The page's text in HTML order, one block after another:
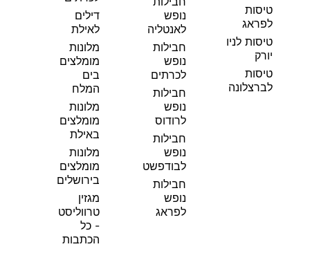
טיסות
לפראג
טיסות לניו
יורק
טיסות
לברצלונה
נופש
לאנטליה
חבילות
נופש
לכרתים
חבילות
נופש
לרודוס
חבילות
נופש
לבודפשט
חבילות
נופש
לפראג
דילים
לאילת
מלונות
מומלצים
בים
המלח
מלונות
מומלצים
באילת
מלונות
מומלצים
בירושלים
מגזין
טרווליסט
- כל
הכתבות